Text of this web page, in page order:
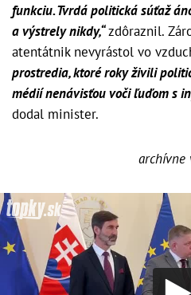
funkciu. Tvrdá politická súťaž
a výstrely nikdy,“zdôraznil.
atentátnik nevyrástol vo
prostredia, ktoré roky živili
médií nenávisťou voči ľuďom s
dodal minister.
archívne